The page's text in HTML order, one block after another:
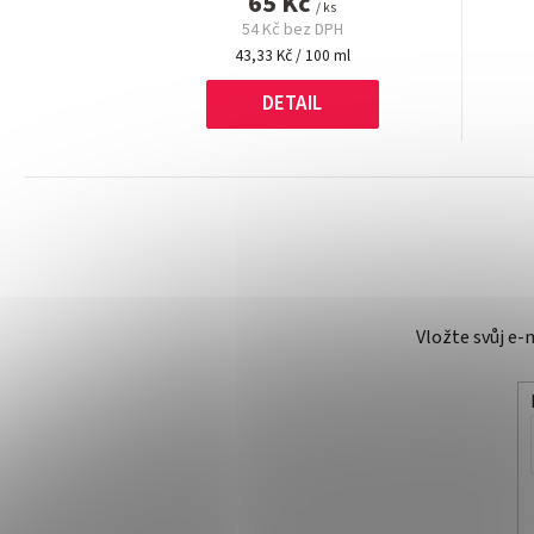
/ ks
54 Kč bez DPH
Měrná
cena:
43,33 Kč / 100 ml
DETAIL
Vložte svůj e-